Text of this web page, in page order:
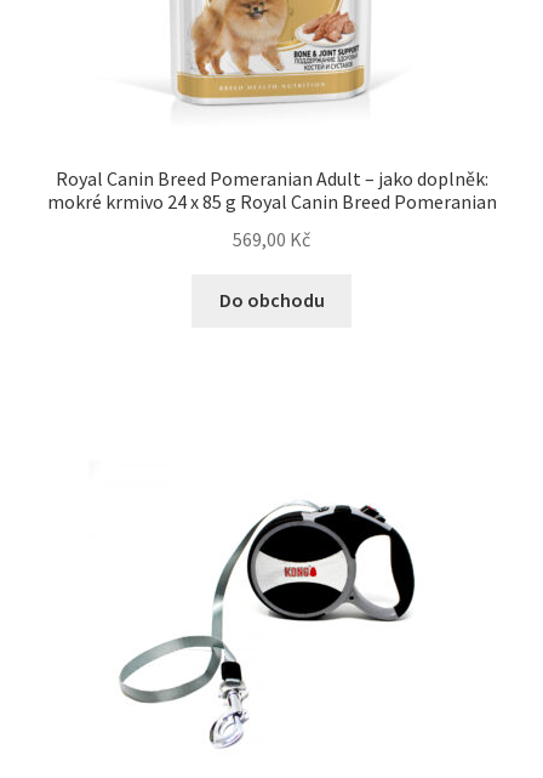
Royal Canin Breed Pomeranian Adult – jako doplněk:
mokré krmivo 24 x 85 g Royal Canin Breed Pomeranian
569,00 Kč
Do obchodu